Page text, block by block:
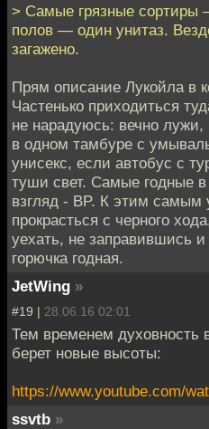
> Самые грязные сортиры
полов — один унитаз.
загажено.
Прям описание Лукойла в
Частенько приходиться
не нарадуюсь: вечно лужи,
в одном тамбуре с
унисекс, если автобус с
туши свет. Самые годные
взгляд - BP. К этим самым
прокрасться с черного
уехать, не заправившись
горючка годная.
JetWing »
#19 | 28.06.16 02:01
Тем временем духовность
берет новые высоты:
https://www.youtube.com/
ssvtb »